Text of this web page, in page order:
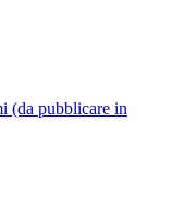
(da pubblicare in